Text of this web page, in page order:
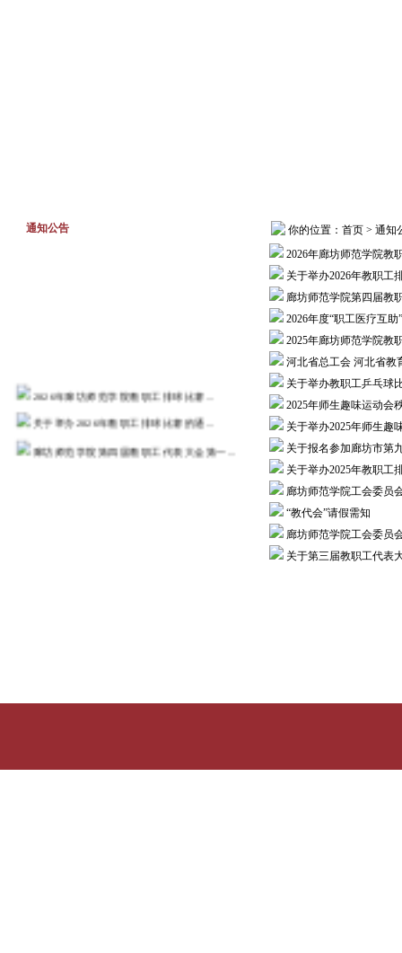
通知公告
2026年廊坊师范学院教职工排球比赛...
关于举办2026年教职工排球比赛的通...
廊坊师范学院第四届教职工代表大会第一...
你的位置： 首页 > 通知
2026年廊坊师范学院教
关于举办2026年教职工
廊坊师范学院第四届教
2026年度“职工医疗互助
2025年廊坊师范学院教
河北省总工会 河北省教
关于举办教职工乒乓球
2025年师生趣味运动会
关于举办2025年师生趣
关于报名参加廊坊市第
关于举办2025年教职工
廊坊师范学院工会委员
“教代会”请假需知
廊坊师范学院工会委员
关于第三届教职工代表